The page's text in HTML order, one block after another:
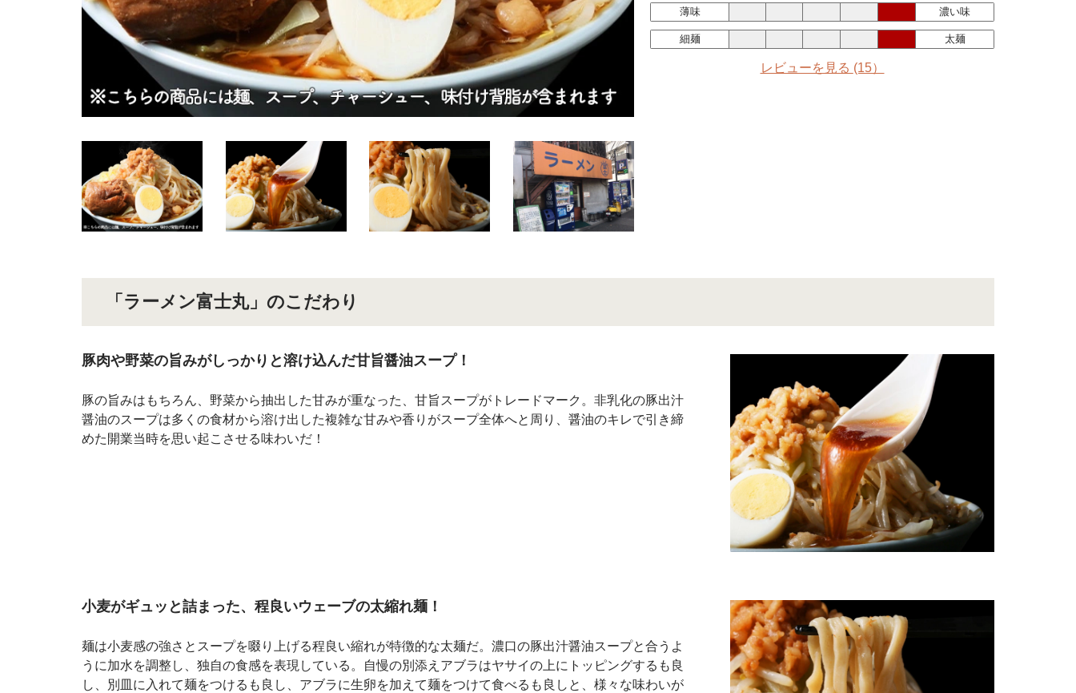
薄味 濃い味
細麺 太麺
レビューを見る (15）
「ラーメン富士丸」のこだわり
豚肉や野菜の旨みがしっかりと溶け込んだ甘旨醤油スープ！
豚の旨みはもちろん、野菜から抽出した甘みが重なった、甘旨スープがトレードマーク。非乳化の豚出汁
醤油のスープは多くの食材から溶け出した複雑な甘みや香りがスープ全体へと周り、醤油のキレで引き締
めた開業当時を思い起こさせる味わいだ！
小麦がギュッと詰まった、程良いウェーブの太縮れ麺！
麺は小麦感の強さとスープを啜り上げる程良い縮れが特徴的な太麺だ。濃口の豚出汁醤油スープと合うよ
うに加水を調整し、独自の食感を表現している。自慢の別添えアブラはヤサイの上にトッピングするも良
し、別皿に入れて麺をつけるも良し、アブラに生卵を加えて麺をつけて食べるも良しと、様々な味わいが